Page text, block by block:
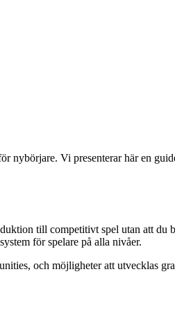
nybörjare. Vi presenterar här en
till competitivt spel utan att du
för spelare på alla nivåer.
och möjligheter att utvecklas